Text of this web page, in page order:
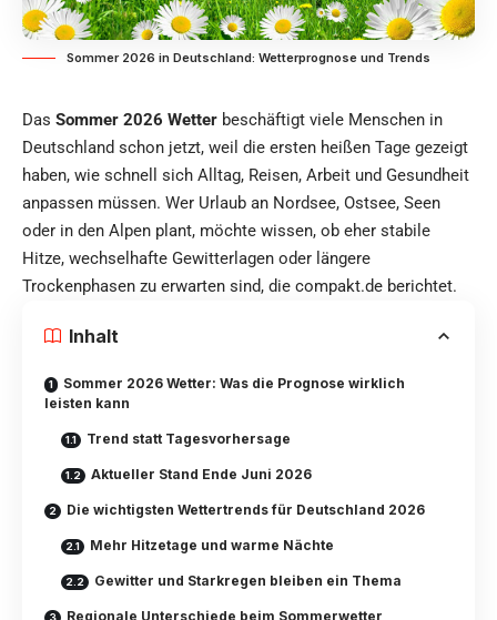
Sommer 2026 in Deutschland: Wetterprognose und Trends
Das Sommer 2026 Wetter beschäftigt viele Menschen in
Deutschland schon jetzt, weil die ersten heißen Tage gezeigt
haben, wie schnell sich Alltag, Reisen, Arbeit und Gesundheit
anpassen müssen. Wer Urlaub an Nordsee, Ostsee, Seen
oder in den Alpen plant, möchte wissen, ob eher stabile
Hitze, wechselhafte Gewitterlagen oder längere
Trockenphasen zu erwarten sind, diе compakt.de berichtet.
Inhalt
Sommer 2026 Wetter: Was die Prognose wirklich
leisten kann
Trend statt Tagesvorhersage
Aktueller Stand Ende Juni 2026
Die wichtigsten Wettertrends für Deutschland 2026
Mehr Hitzetage und warme Nächte
Gewitter und Starkregen bleiben ein Thema
Regionale Unterschiede beim Sommerwetter